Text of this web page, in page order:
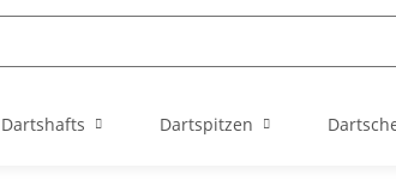
Dartshafts Dartspitzen